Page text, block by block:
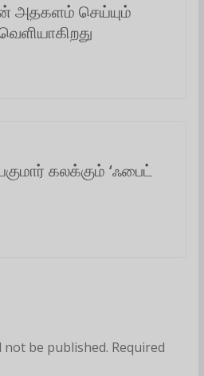
அதகளம் செய்யும்
கலக்கும் ‘ஃபைட்
not be published. Required